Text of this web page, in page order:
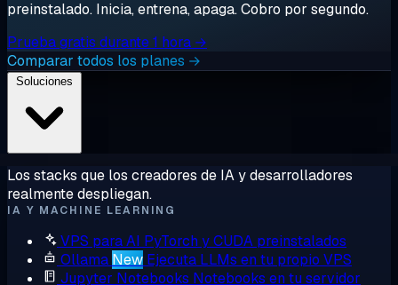
preinstalado. Inicia, entrena, apaga. Cobro por segundo.
Prueba gratis durante 1 hora →
Comparar todos los planes →
Los stacks que los creadores de IA y desarrolladores
realmente despliegan.
IA Y MACHINE LEARNING
VPS para AI PyTorch y CUDA preinstalados
Ollama New Ejecuta LLMs en tu propio VPS
Jupyter Notebooks Notebooks en tu servidor